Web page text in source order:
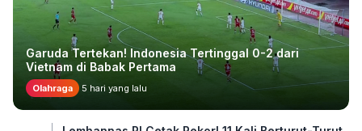
Garuda Tertekan! Indonesia Tertinggal 0-2 dari
Vietnam di Babak Pertama
Olahraga 5 hari yang lalu